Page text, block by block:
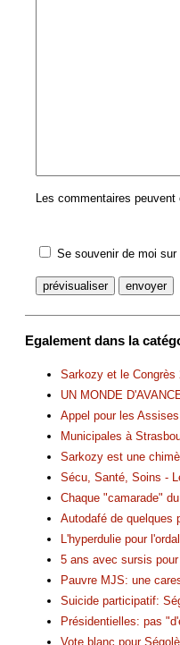
Les commentaires
Se souvenir de moi sur
Egalement dans la
Sarkozy et le Congrès
UN MONDE
Appel pour les
Municipales à
Sarkozy est une
Sécu, Santé, Soins -
Chaque "camarade"
Autodafé de quelques
L'hyperdulie pour
5 ans avec sursis
Pauvre MJS: une
Suicide participatif:
Présidentielles: pas
Vote blanc pour